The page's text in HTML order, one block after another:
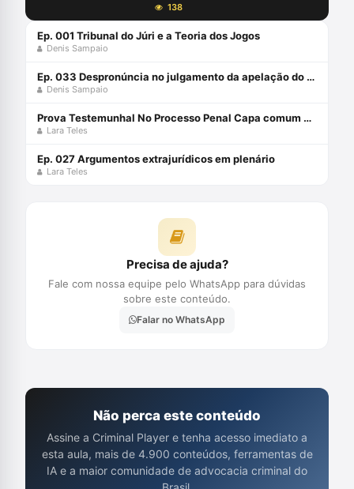
138
Ep. 001 Tribunal do Júri e a Teoria dos Jogos
Denis Sampaio
Ep. 033 Despronúncia no julgamento da apelação do Juri: pode isso?
Denis Sampaio
Prova Testemunhal No Processo Penal Capa comum 30 junho 2023
Lara Teles
Ep. 027 Argumentos extrajurídicos em plenário
Lara Teles
Precisa de ajuda?
Fale com nossa equipe pelo WhatsApp para dúvidas
sobre este conteúdo.
Falar no WhatsApp
Não perca este conteúdo
Assine a Criminal Player e tenha acesso imediato a
esta aula, mais de 4.900 conteúdos, ferramentas de
IA e a maior comunidade de advocacia criminal do